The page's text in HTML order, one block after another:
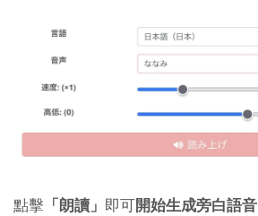
點擊 「朗讀」 即可開始生成旁白語音